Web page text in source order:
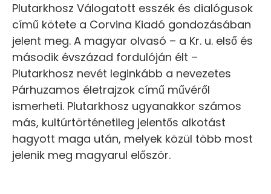
Plutarkhosz Válogatott esszék és dialógusok
című kötete a Corvina Kiadó gondozásában
jelent meg. A magyar olvasó – a Kr. u. első és
második évszázad fordulóján élt –
Plutarkhosz nevét leginkább a nevezetes
Párhuzamos életrajzok című művéről
ismerheti. Plutarkhosz ugyanakkor számos
más, kultúrtörténetileg jelentős alkotást
hagyott maga után, melyek közül több most
jelenik meg magyarul először.